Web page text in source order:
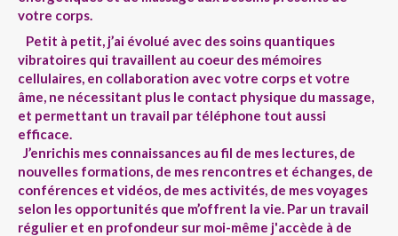
votre corps.
Petit à petit, j’ai évolué avec des soins quantiques
vibratoires qui travaillent au coeur des mémoires
cellulaires, en collaboration avec votre corps et votre
âme, ne nécessitant plus le contact physique du massage,
et permettant un travail par téléphone tout aussi
efficace.
J’enrichis mes connaissances au fil de mes lectures, de
nouvelles formations, de mes rencontres et échanges, de
conférences et vidéos, de mes activités, de mes voyages
selon les opportunités que m’offrent la vie. Par un travail
régulier et en profondeur sur moi-même j'accède à de